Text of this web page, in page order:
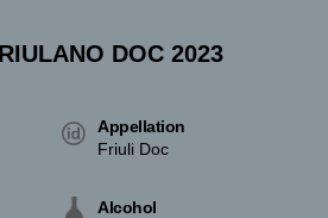
DOC 2023
Appellation
Friuli Doc
Alcohol